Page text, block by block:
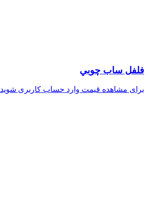
فلفل ساب چوبي
برای مشاهده قیمت وارد حساب کاربری شوید